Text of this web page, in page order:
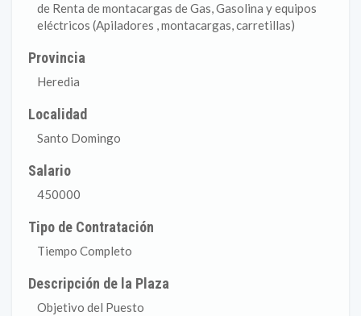
de Renta de montacargas de Gas, Gasolina y equipos
eléctricos (Apiladores , montacargas, carretillas)
Provincia
Heredia
Localidad
Santo Domingo
Salario
450000
Tipo de Contratación
Tiempo Completo
Descripción de la Plaza
Objetivo del Puesto